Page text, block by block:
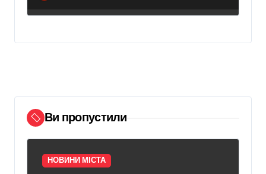
Ви пропустили
НОВИНИ МІСТА